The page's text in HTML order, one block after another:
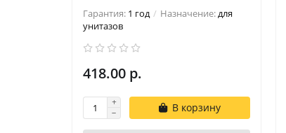
Гарантия: 1 год Назначение:для
унитазов
418.00 р.
В корзину